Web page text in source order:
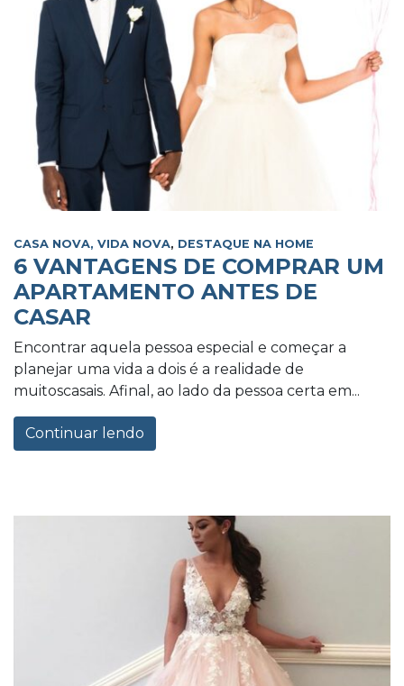
CASA NOVA, VIDA NOVA, DESTAQUE NA HOME
6 VANTAGENS DE COMPRAR UM
APARTAMENTO ANTES DE
CASAR
Encontrar aquela pessoa especial e começar a
planejar uma vida a dois é a realidade de
muitoscasais. Afinal, ao lado da pessoa certa em...
Continuar lendo